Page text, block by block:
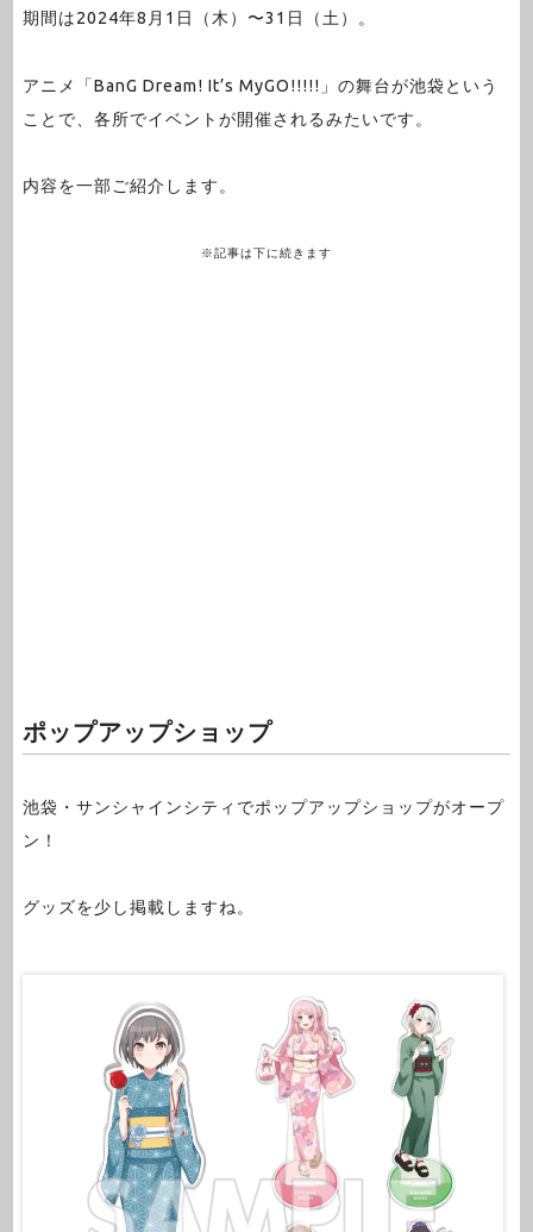
期間は2024年8月1日（木）〜31日（土）。
アニメ「BanG Dream! It’s MyGO!!!!!」の舞台が池袋という
ことで、各所でイベントが開催されるみたいです。
内容を一部ご紹介します。
※記事は下に続きます
ポップアップショップ
池袋・サンシャインシティでポップアップショップがオープ
ン！
グッズを少し掲載しますね。